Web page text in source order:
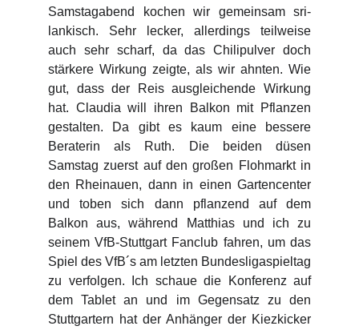
Samstagabend kochen wir gemeinsam sri-
lankisch. Sehr lecker, allerdings teilweise
auch sehr scharf, da das Chilipulver doch
stärkere Wirkung zeigte, als wir ahnten. Wie
gut, dass der Reis ausgleichende Wirkung
hat. Claudia will ihren Balkon mit Pflanzen
gestalten. Da gibt es kaum eine bessere
Beraterin als Ruth. Die beiden düsen
Samstag zuerst auf den großen Flohmarkt in
den Rheinauen, dann in einen Gartencenter
und toben sich dann pflanzend auf dem
Balkon aus, während Matthias und ich zu
seinem VfB-Stuttgart Fanclub fahren, um das
Spiel des VfB´s am letzten Bundesligaspieltag
zu verfolgen. Ich schaue die Konferenz auf
dem Tablet an und im Gegensatz zu den
Stuttgartern hat der Anhänger der Kiezkicker